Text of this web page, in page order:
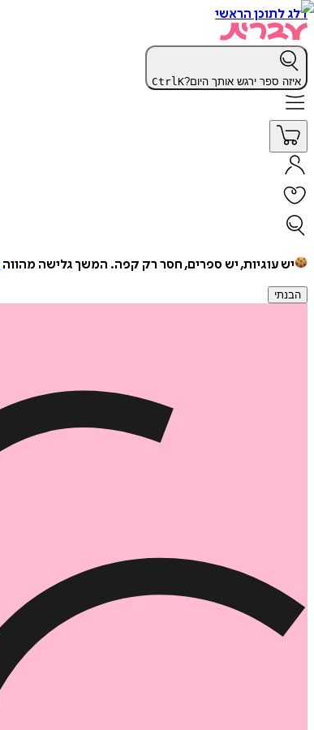
דלג לתוכן הראשי
איזה ספר ירגש אותך היום? CtrlK
יש עוגיות, יש ספרים, חסר רק קפה. המשך גלישה מהווה
הבנתי